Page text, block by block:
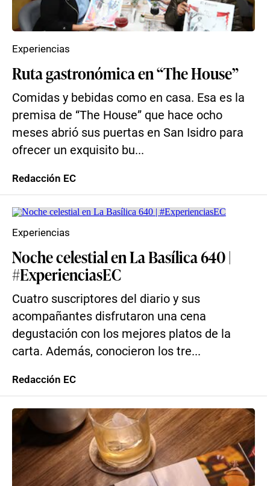
Ruta gastronómica en “The House”
Comidas y bebidas como en casa. Esa es la
premisa de “The House” que hace ocho
meses abrió sus puertas en San Isidro para
ofrecer un exquisito bu...
Experiencias
Redacción EC
Noche celestial en La Basílica 640 |
#ExperienciasEC
Cuatro suscriptores del diario y sus
acompañantes disfrutaron una cena
degustación con los mejores platos de la
carta. Además, conocieron los tre...
Experiencias
Redacción EC